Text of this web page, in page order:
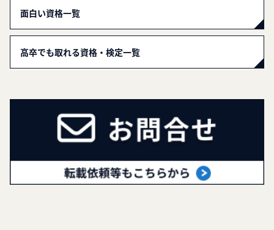
面白い資格一覧
高卒でも取れる資格・検定一覧